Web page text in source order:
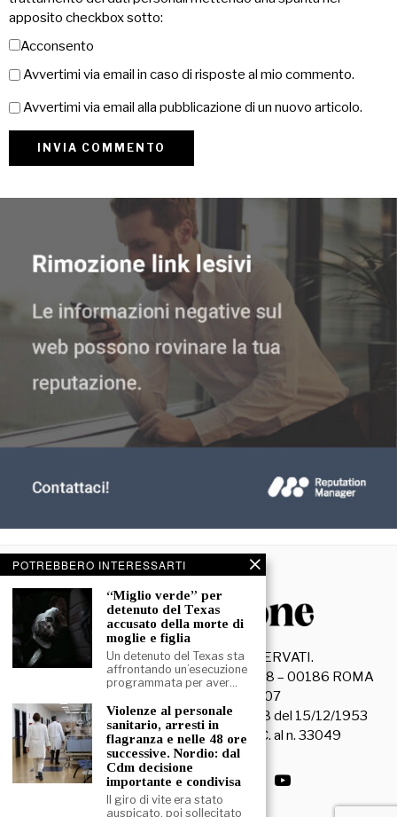
apposito checkbox sotto:
Acconsento
Avvertimi via email in caso di risposte al mio commento.
Avvertimi via email alla pubblicazione di un nuovo articolo.
© 2026- TUTTI I DIRITTI RISERVATI.
La Discussione S.r.l. – Piazza Capranica, 78 – 00186 ROMA
C.F. e P. IVA 15045971007
Registrazione Tribunale di Roma n. 3628 del 15/12/1953
La società editrice è iscritta al R.O.C. al n. 33049
POTREBBERO INTERESSARTI
“Miglio verde” per
detenuto del Texas
accusato della morte di
moglie e figlia
Un detenuto del Texas sta
affrontando un’esecuzione
programmata per aver…
Violenze al personale
sanitario, arresti in
flagranza e nelle 48 ore
successive. Nordio: dal
Cdm decisione
importante e condivisa
Il giro di vite era stato
auspicato, poi sollecitato